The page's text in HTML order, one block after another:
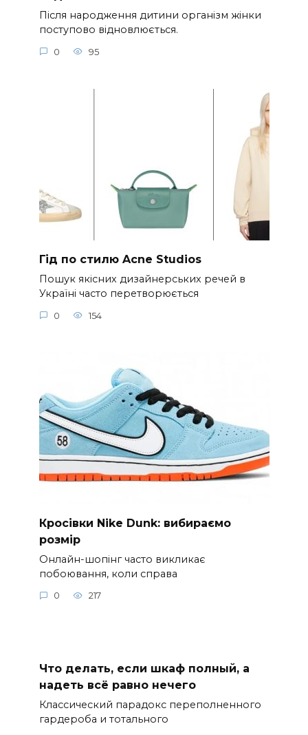
Після народження дитини організм жінки
поступово відновлюється.
0 95
Гід по стилю Acne Studios
Пошук якісних дизайнерських речей в
Україні часто перетворюється
0 154
Кросівки Nike Dunk: вибираємо
розмір
Онлайн-шопінг часто викликає
побоювання, коли справа
0 217
Что делать, если шкаф полный, а
надеть всё равно нечего
Классический парадокс переполненного
гардероба и тотального